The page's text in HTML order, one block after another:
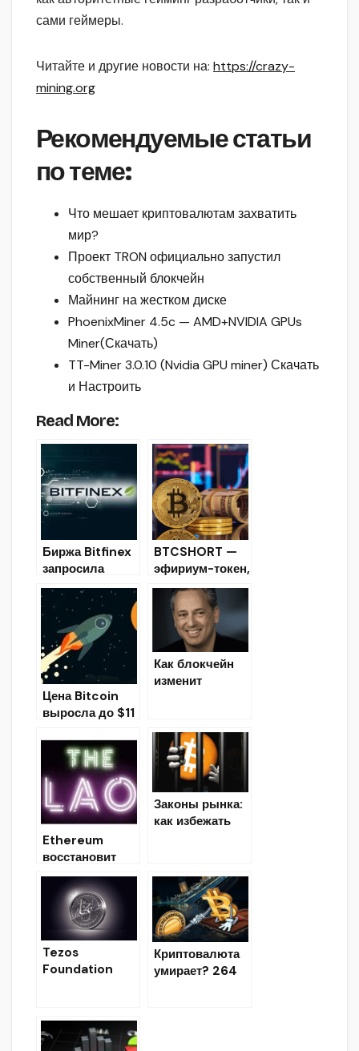
сами геймеры.
Читайте и другие новости на: https://crazy-
mining.org
Рекомендуемые статьи
по теме:
Что мешает криптовалютам захватить
мир?
Проект TRON официально запустил
собственный блокчейн
Майнинг на жестком диске
PhoenixMiner 4.5c — AMD+NVIDIA GPUs
Miner(Скачать)
TT-Miner 3.0.10 (Nvidia GPU miner) Скачать
и Настроить
Read More:
Биржа Bitfinex
запросила
дополнительну
ю информацию
о
пользователях
BTCSHORT —
эфириум-токен,
который
позволяет
зарабатывать
на падении
цены Bitcoin
Цена Bitcoin
выросла до $11
Ethereum — до
$230. Токен
XRP торгуется
на уровне в
$0,322.
Как блокчейн
изменит
Ethereum
восстановит
весь
коммерческий
мир, включая
Силиконовую
долину
Законы рынка:
как избежать
Tezos
Foundation
гранты
Криптовалюта
умирает? 264